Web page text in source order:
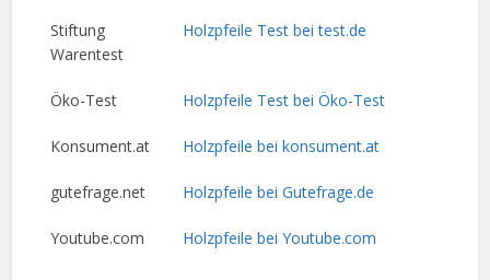
Stiftung
Warentest
Holzpfeile Test bei test.de
Öko-Test Holzpfeile Test bei Öko-Test
Konsument.at Holzpfeile bei konsument.at
gutefrage.net Holzpfeile bei Gutefrage.de
Youtube.com Holzpfeile bei Youtube.com